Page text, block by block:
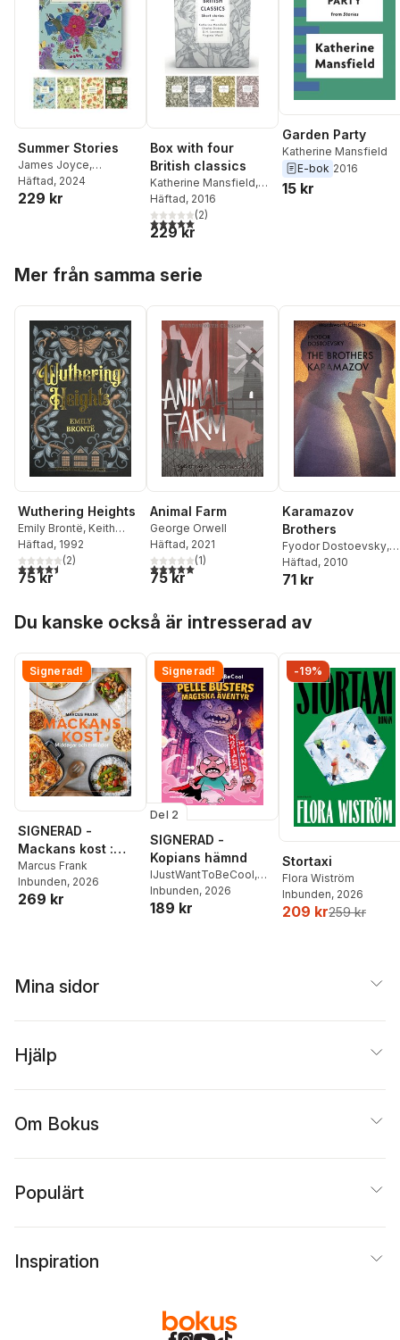
Summer Stories
James Joyce,
Katherine Mansfield
Edith Wharton
Häftad, 2024
229 kr
Box with four
British classics
Katherine Mansfield,
Charles Dickens
Lawrence,
Woolf
Häftad, 2016
5,0utav 5 stjärnor. Totalt antal röster:
(2)
229 kr
Garden Party
Katherine Mansfield
E-bok 2016
15 kr
Mer från samma serie
Wuthering Heights
Emily Brontë, Keith
Carabine
Häftad, 1992
4,5utav 5 stjärnor. Totalt antal röster:
(2)
75 kr
Animal Farm
George Orwell
Häftad, 2021
5,0utav 5 stjärnor. Totalt antal röster:
(1)
75 kr
Karamazov
Brothers
Fyodor Dostoevsky,
Keith Carabine
Häftad, 2010
71 kr
Du kanske också är intresserad av
Signerad!
SIGNERAD -
Mackans kost :
Middagar och
matlådor
Marcus Frank
Inbunden, 2026
269 kr
Signerad!
Del 2
SIGNERAD -
Kopians hämnd
IJustWantToBeCool,
Joel Adolphson
Ejdemo Beer
Inbunden, 2026
189 kr
-19%
Stortaxi
Flora Wiström
Inbunden, 2026
209 kr259 kr
Mina sidor
Hjälp
Om Bokus
Populärt
Inspiration